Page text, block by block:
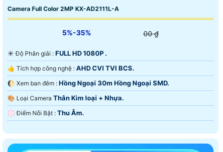
Camera Full Color 2MP KX-AD2111L-A
5%-35% 00 ₫
☀️ Độ Phân giải : FULL HD 1080P .
👍 Tích hợp công nghệ : AHD CVI TVI BCS.
🌔 Xem ban đêm : Hồng Ngoại 30m Hồng Ngoại SMD.
🎨 Loại Camera Thân Kim loại + Nhựa.
️💮 Điểm Nỗi Bật : Thu Âm.